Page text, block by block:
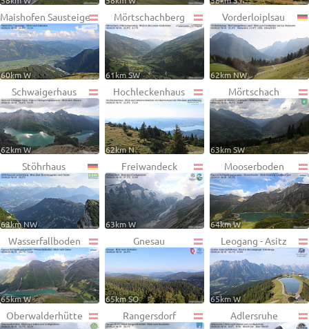
Maishofen Sausteige
60km W
Mörtschachberg
61km SW
Vorderloiplsau
62km NW
Schwaigerhaus
62km W
Hochleckenhaus
62km N
Mörtschach
63km SW
Stöhrhaus
63km NW
Freiwandeck
63km W
Mooserboden
64km W
Wasserfallboden
65km W
Gnesau
65km SO
Leogang - Asitz
65km W
Oberwalderhütte Rangersdorf Adlersruhe